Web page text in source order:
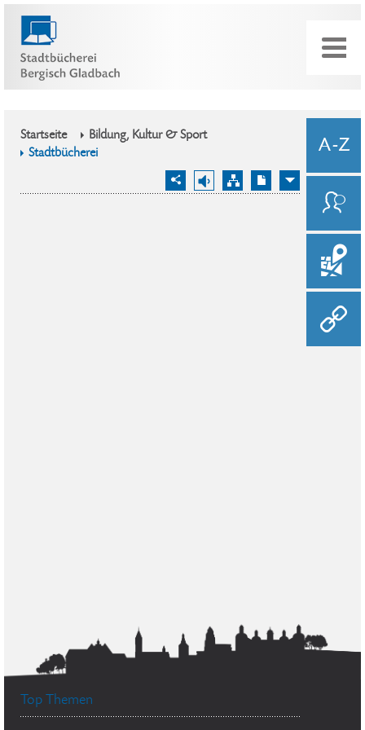
Startseite
Bildung, Kultur & Sport
Stadtbücherei
Top Themen